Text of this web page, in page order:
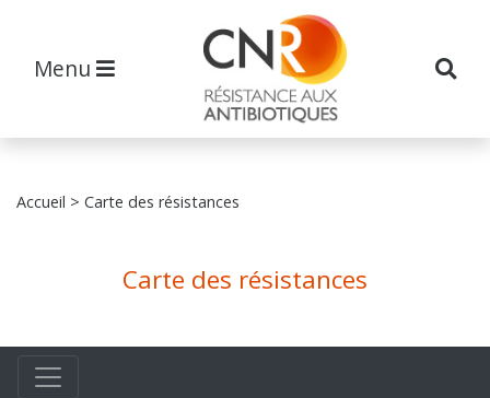
Menu
Accueil > Carte des résistances
Carte des résistances